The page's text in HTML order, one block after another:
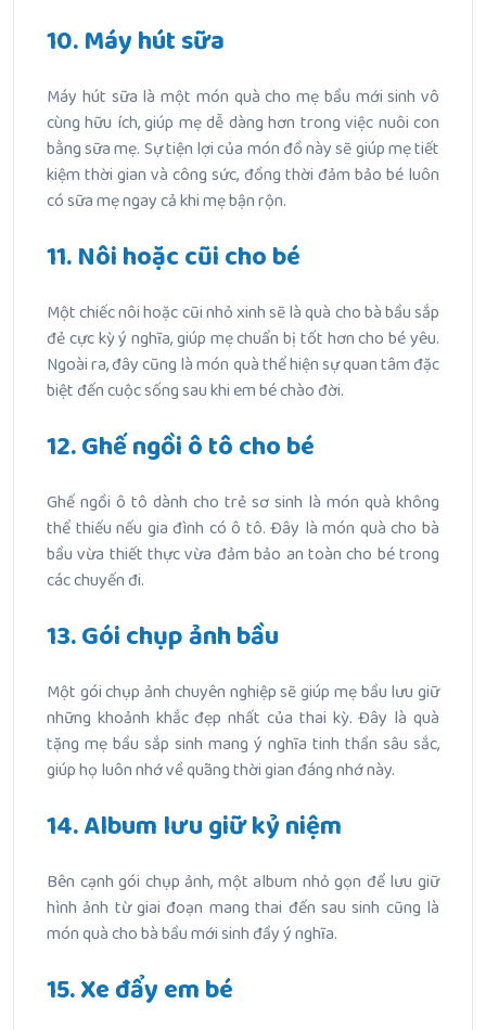
10. Máy hút sữa
Máy hút sữa là một món quà cho mẹ bầu mới sinh vô
cùng hữu ích, giúp mẹ dễ dàng hơn trong việc nuôi con
bằng sữa mẹ. Sự tiện lợi của món đồ này sẽ giúp mẹ tiết
kiệm thời gian và công sức, đồng thời đảm bảo bé luôn
có sữa mẹ ngay cả khi mẹ bận rộn.
11. Nôi hoặc cũi cho bé
Một chiếc nôi hoặc cũi nhỏ xinh sẽ là quà cho bà bầu sắp
đẻ cực kỳ ý nghĩa, giúp mẹ chuẩn bị tốt hơn cho bé yêu.
Ngoài ra, đây cũng là món quà thể hiện sự quan tâm đặc
biệt đến cuộc sống sau khi em bé chào đời.
12. Ghế ngồi ô tô cho bé
Ghế ngồi ô tô dành cho trẻ sơ sinh là món quà không
thể thiếu nếu gia đình có ô tô. Đây là món quà cho bà
bầu vừa thiết thực vừa đảm bảo an toàn cho bé trong
các chuyến đi.
13. Gói chụp ảnh bầu
Một gói chụp ảnh chuyên nghiệp sẽ giúp mẹ bầu lưu giữ
những khoảnh khắc đẹp nhất của thai kỳ. Đây là quà
tặng mẹ bầu sắp sinh mang ý nghĩa tinh thần sâu sắc,
giúp họ luôn nhớ về quãng thời gian đáng nhớ này.
14. Album lưu giữ kỷ niệm
Bên cạnh gói chụp ảnh, một album nhỏ gọn để lưu giữ
hình ảnh từ giai đoạn mang thai đến sau sinh cũng là
món quà cho bà bầu mới sinh đầy ý nghĩa.
15. Xe đẩy em bé